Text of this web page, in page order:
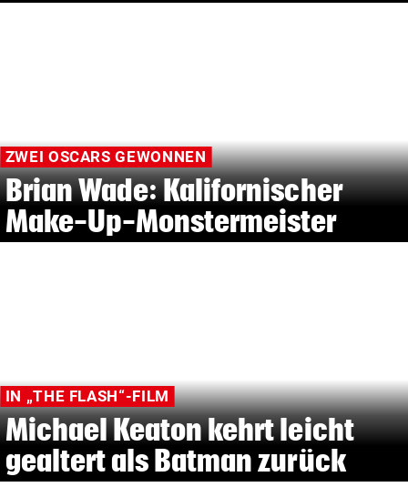
ZWEI OSCARS GEWONNEN
Brian Wade: Kalifornischer
Make-Up-Monstermeister
IN „THE FLASH“-FILM
Michael Keaton kehrt leicht
gealtert als Batman zurück